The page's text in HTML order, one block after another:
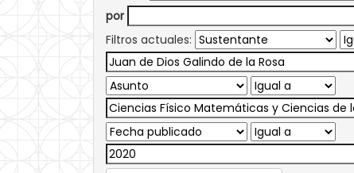
por
Filtros actuales: